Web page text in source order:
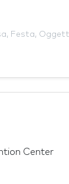
, Festa,
Center